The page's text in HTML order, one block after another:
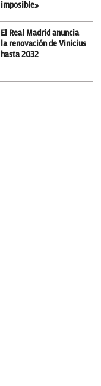
imposible»
El Real Madrid anuncia
la renovación de Vinicius
hasta 2032